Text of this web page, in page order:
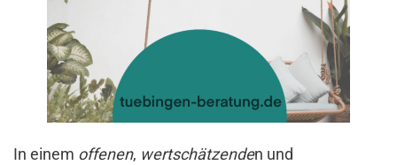
In einem offenen, wertschätzenden und